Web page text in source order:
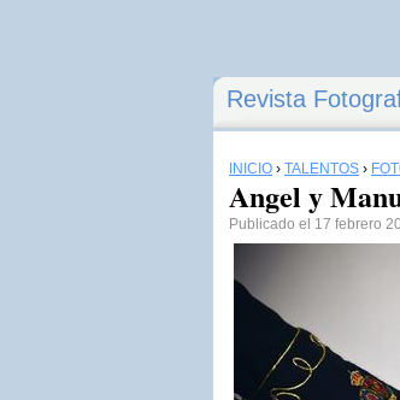
Revista
INICIO › TALENTOS ›
Angel y
Publicado el 17 febrero